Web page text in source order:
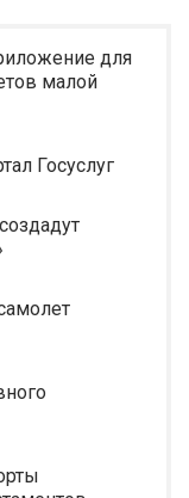
для
малой
Госуслуг